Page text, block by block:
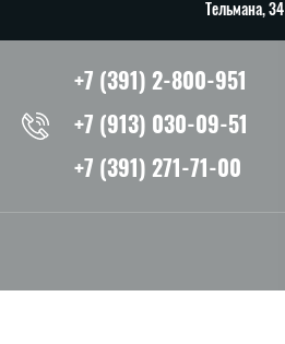
Тельмана, 34
+7 (391) 2-800-951
+7 (913) 030-09-51
+7 (391) 271-71-00